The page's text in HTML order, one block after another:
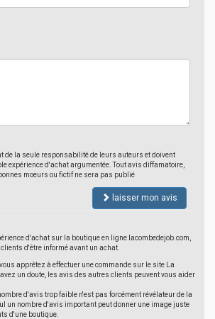
de la seule responsabilité de leurs auteurs et doivent
expérience d'achat argumentée. Tout avis diffamatoire,
moeurs ou fictif ne sera pas publié
laisser mon avis
d'achat sur la boutique en ligne lacombedejob.com,
d'être informé avant un achat.
apprêtez à effectuer une commande sur le site La
avez un doute, les avis des autres clients peuvent vous aider
d'avis trop faible n'est pas forcément révélateur de la
un nombre d'avis important peut donner une image juste
d'une boutique.